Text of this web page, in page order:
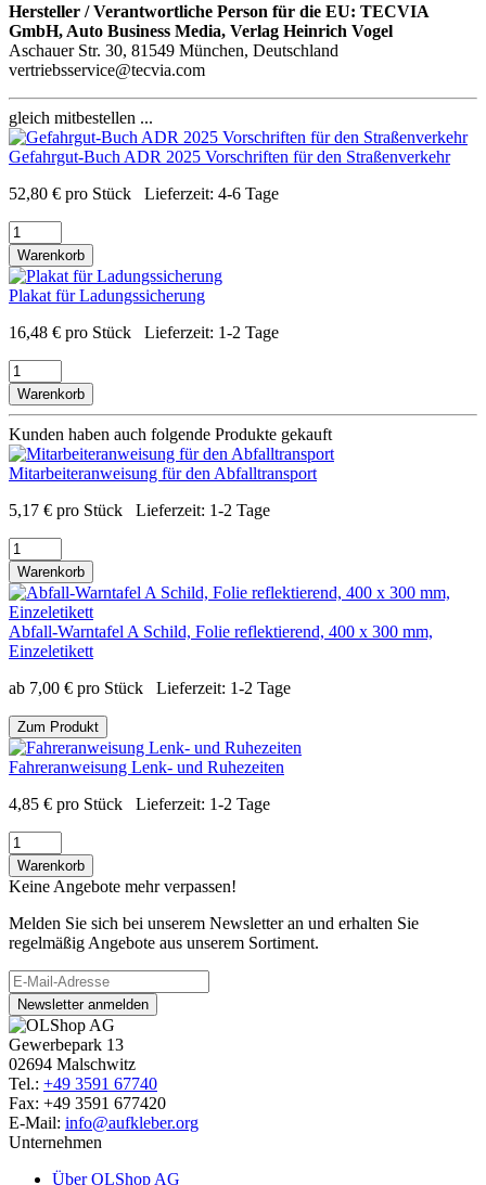
Hersteller / Verantwortliche Person für die EU: TECVIA
GmbH, Auto Business Media, Verlag Heinrich Vogel
Aschauer Str. 30, 81549 München, Deutschland
vertriebsservice@tecvia.com
gleich mitbestellen ...
Gefahrgut-Buch ADR 2025 Vorschriften für den Straßenverkehr
52,80 € pro Stück Lieferzeit: 4-6 Tage
Warenkorb
Plakat für Ladungssicherung
16,48 € pro Stück Lieferzeit: 1-2 Tage
Warenkorb
Kunden haben auch folgende Produkte gekauft
Mitarbeiteranweisung für den Abfalltransport
5,17 € pro Stück Lieferzeit: 1-2 Tage
Warenkorb
Abfall-Warntafel A Schild, Folie reflektierend, 400 x 300 mm,
Einzeletikett
ab 7,00 € pro Stück Lieferzeit: 1-2 Tage
Zum Produkt
Fahreranweisung Lenk- und Ruhezeiten
4,85 € pro Stück Lieferzeit: 1-2 Tage
Warenkorb
Keine Angebote mehr verpassen!
Melden Sie sich bei unserem Newsletter an und erhalten Sie
regelmäßig Angebote aus unserem Sortiment.
Newsletter anmelden
Gewerbepark 13
02694 Malschwitz
Tel.: +49 3591 67740
Fax: +49 3591 677420
E-Mail: info@aufkleber.org
Unternehmen
Über OLShop AG